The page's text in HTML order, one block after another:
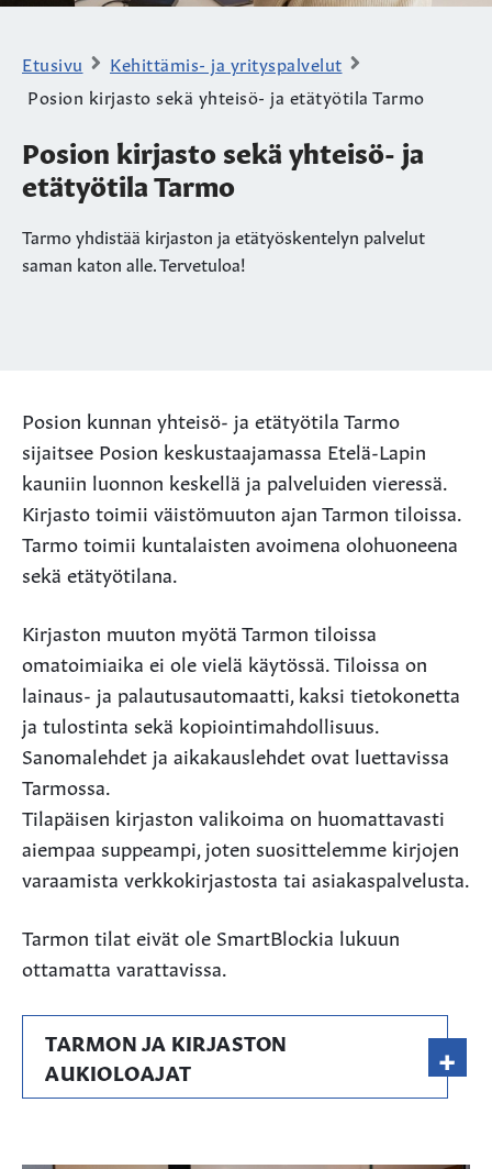
Etusivu
Kehittämis- ja yrityspalvelut
Posion kirjasto sekä yhteisö- ja etätyötila Tarmo
Posion kirjasto sekä yhteisö- ja
etätyötila Tarmo
Tarmo yhdistää kirjaston ja etätyöskentelyn palvelut
saman katon alle. Tervetuloa!
Posion kunnan yhteisö- ja etätyötila Tarmo
sijaitsee Posion keskustaajamassa Etelä-Lapin
kauniin luonnon keskellä ja palveluiden vieressä.
Kirjasto toimii väistömuuton ajan Tarmon tiloissa.
Tarmo toimii kuntalaisten avoimena olohuoneena
sekä etätyötilana.
Kirjaston muuton myötä Tarmon tiloissa
omatoimiaika ei ole vielä käytössä. Tiloissa on
lainaus- ja palautusautomaatti, kaksi tietokonetta
ja tulostinta sekä kopiointimahdollisuus.
Sanomalehdet ja aikakauslehdet ovat luettavissa
Tarmossa.
Tilapäisen kirjaston valikoima on huomattavasti
aiempaa suppeampi, joten suosittelemme kirjojen
varaamista verkkokirjastosta tai asiakaspalvelusta.
Tarmon tilat eivät ole SmartBlockia lukuun
ottamatta varattavissa.
TARMON JA KIRJASTON
AUKIOLOAJAT
+